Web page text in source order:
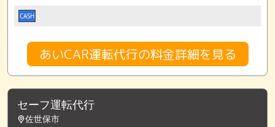
CASH
あいCAR運転代行の料金詳細を見る
セーフ運転代行
佐世保市